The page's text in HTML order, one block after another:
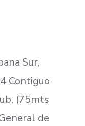
Sur,
Contiguo
(75mts
de